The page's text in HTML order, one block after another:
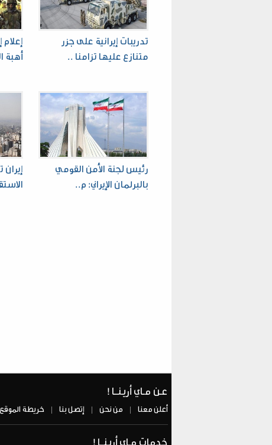
تدريبات إيرانية على جزر
متنازع عليها تزامنا ..
أهبة
رئيس لجنة الأمن القومي
بالبرلمان الإيراني: م..
عـن مـاي أريـنــا !
أعلن معنا | من نحن | إتصل بنا | خريطة الموقع
خدمات مـاي أريـنــا !